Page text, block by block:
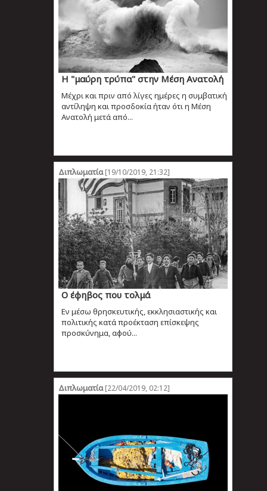
Η "μαύρη τρύπα" στην Μέση Ανατολή
Μέχρι και πριν από λίγες ημέρες η συμβατική
αντίληψη και προσδοκία ήταν ότι η Μέση
Ανατολή μετά από...
Διπλωματία[19/10/2019, 21:32]
Ο έφηβος που τολμά
Εν μέσω θρησκευτικής, εκκλησιαστικής και
πολιτικής κατά προέκταση επίσκεψης
προσκύνημα, αφού...
Διπλωματία[22/04/2019, 02:12]